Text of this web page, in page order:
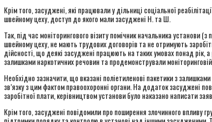
Крім того, засуджені, які працювали у дільниці соціальної
швейному цеху, доступ до якого мали засуджені Н. та Ш.
Так, під час моніторингового візиту помічник начальника
швейному цеху, не мають трудових договорів та не отримують
дійсності, що деякі засуджені працюють на таких умовах понад рік,
залишками наркотичних речовин та продемонстрували
Необхідно зазначити, що вказані поліетиленові пакетики з
зв’язку з цим фактом правоохоронні органи. На додаток засуджені
заробітної плати, керівництвом установи було наказано написати
Крім того, засуджені повідомили про поширення злочинного впливу